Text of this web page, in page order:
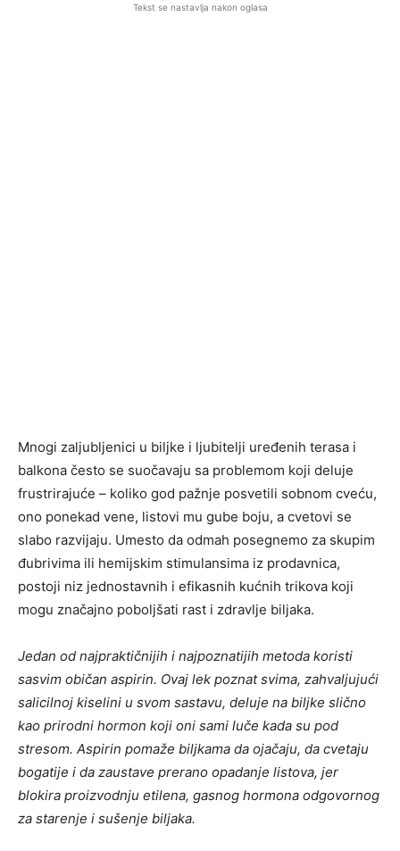
Tekst se nastavlja nakon oglasa
Mnogi zaljubljenici u biljke i ljubitelji uređenih terasa i
balkona često se suočavaju sa problemom koji deluje
frustrirajuće – koliko god pažnje posvetili sobnom cveću,
ono ponekad vene, listovi mu gube boju, a cvetovi se
slabo razvijaju. Umesto da odmah posegnemo za skupim
đubrivima ili hemijskim stimulansima iz prodavnica,
postoji niz jednostavnih i efikasnih kućnih trikova koji
mogu značajno poboljšati rast i zdravlje biljaka.
Jedan od najpraktičnijih i najpoznatijih metoda koristi
sasvim običan aspirin. Ovaj lek poznat svima, zahvaljujući
salicilnoj kiselini u svom sastavu, deluje na biljke slično
kao prirodni hormon koji oni sami luče kada su pod
stresom. Aspirin pomaže biljkama da ojačaju, da cvetaju
bogatije i da zaustave prerano opadanje listova, jer
blokira proizvodnju etilena, gasnog hormona odgovornog
za starenje i sušenje biljaka.